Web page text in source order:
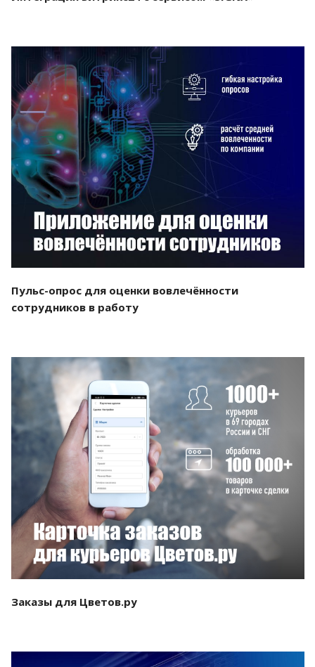
Смотреть проект
Пульс-опрос для оценки вовлечённости
сотрудников в работу
Смотреть проект
Заказы для Цветов.ру